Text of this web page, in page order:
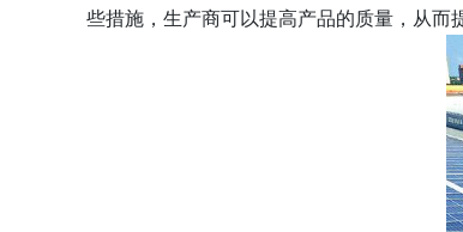
些措施，生产商可以提高产品的质量，从而